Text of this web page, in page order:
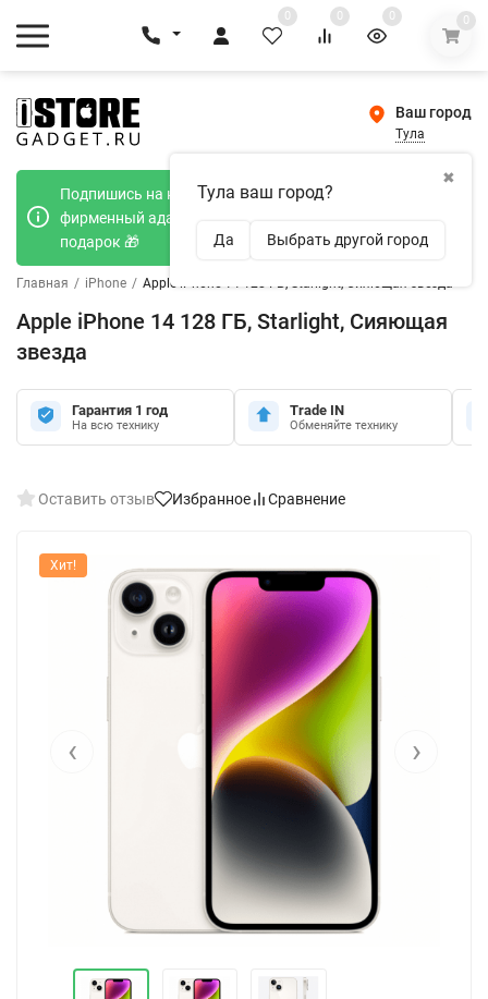
0 0 0 0
Ваш город
Тула
✖
Тула ваш город?
Да Выбрать другой город
Подпишись на наш телеграмм канал и получи
фирменный адаптер Type-C 20W при покупке в
подарок 🎁
Главная / iPhone / Apple iPhone 14 128 ГБ, Starlight, Сияющая звезда
Apple iPhone 14 128 ГБ, Starlight, Сияющая
звезда
Гарантия 1 год
На всю технику
Trade IN
Обменяйте технику
Оставить отзыв Избранное Сравнение
Хит!
‹ ›